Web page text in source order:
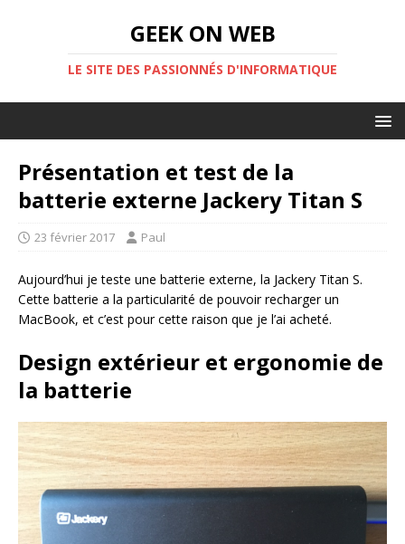
GEEK ON WEB
LE SITE DES PASSIONNÉS D'INFORMATIQUE
Présentation et test de la
batterie externe Jackery Titan S
23 février 2017 Paul
Aujourd’hui je teste une batterie externe, la Jackery Titan S.
Cette batterie a la particularité de pouvoir recharger un
MacBook, et c’est pour cette raison que je l’ai acheté.
Design extérieur et ergonomie de
la batterie